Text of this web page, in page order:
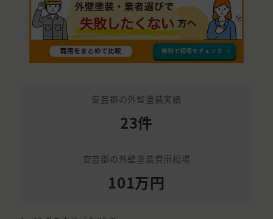
安芸郡の外壁塗装実績
23件
安芸郡の外壁塗装費用相場
101万円